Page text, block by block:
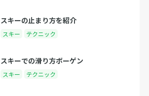
スキーの止まり方を紹介
スキー テクニック
スキーでの滑り方ボーゲン
スキー テクニック